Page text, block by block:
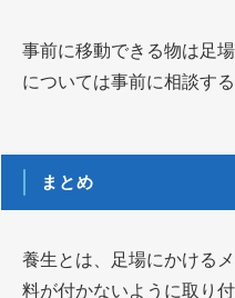
事前に移動できる物は足
については事前に相談する
まとめ
養生とは、足場にかける
料が付かないように取り